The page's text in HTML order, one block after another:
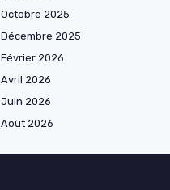
Octobre 2025
Décembre 2025
Février 2026
Avril 2026
Juin 2026
Août 2026